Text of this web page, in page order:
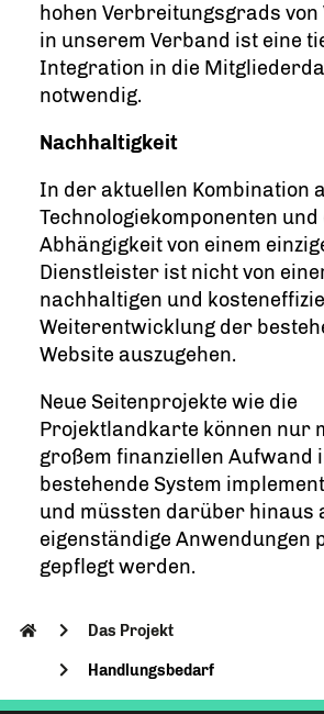
hohen Verbreitungsgrads von
in unserem Verband ist eine
Integration in die
notwendig.
Nachhaltigkeit
In der aktuellen Kombination
Technologiekomponenten
Abhängigkeit von einem
Dienstleister ist nicht von
nachhaltigen und
Weiterentwicklung der
Website auszugehen.
Neue Seitenprojekte wie die
Projektlandkarte können nur
großem finanziellen Aufwand
bestehende System
und müssten darüber hinaus
eigenständige Anwendungen
gepflegt werden.
Das Projekt
Handlungsbedarf